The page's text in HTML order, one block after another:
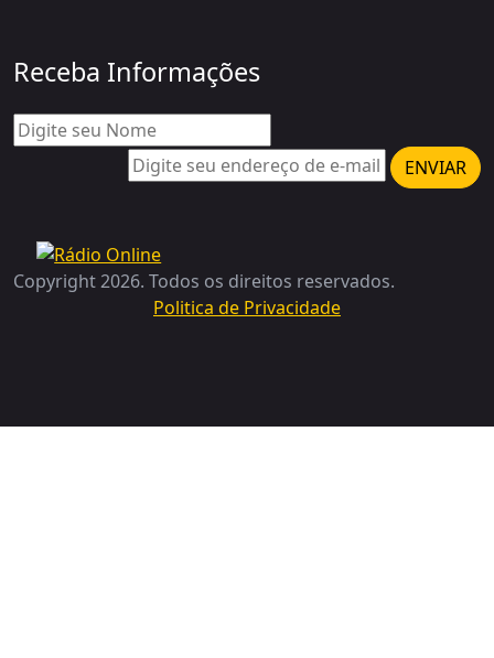
Receba Informações
ENVIAR
Copyright 2026. Todos os direitos reservados.
Politica de Privacidade